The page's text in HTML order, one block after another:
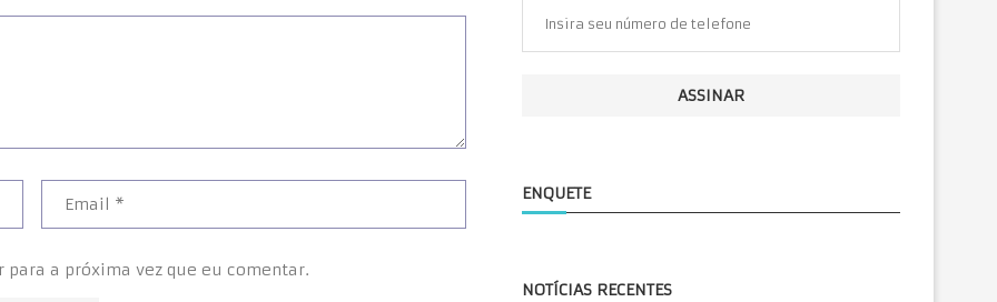
a próxima vez que eu comentar.
ENQUETE
NOTÍCIAS RECENTES